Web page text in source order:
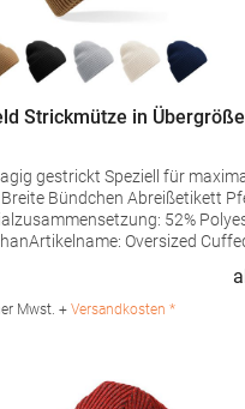
Strickmütze in Übergröße
52%
Oversized
B.V. Posthoornstraat 17
E-Mail:
Mwst. + Versandkosten *